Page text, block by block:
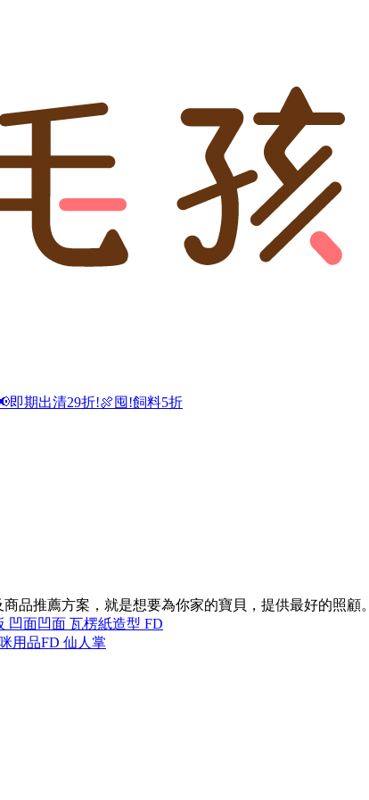
即期出清29折!🍖囤!飼料5折
品推薦方案，就是想要為你家的寶貝，提供最好的照顧。
凹面凹面 瓦楞紙造型 FD
用品FD 仙人掌